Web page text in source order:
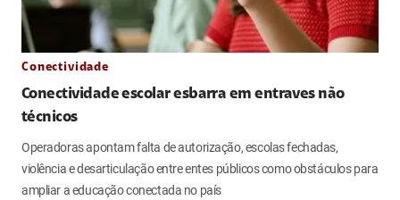
Conectividade
Conectividade escolar esbarra em entraves não
técnicos
Operadoras apontam falta de autorização, escolas fechadas,
violência e desarticulação entre entes públicos como obstáculos para
ampliar a educação conectada no país